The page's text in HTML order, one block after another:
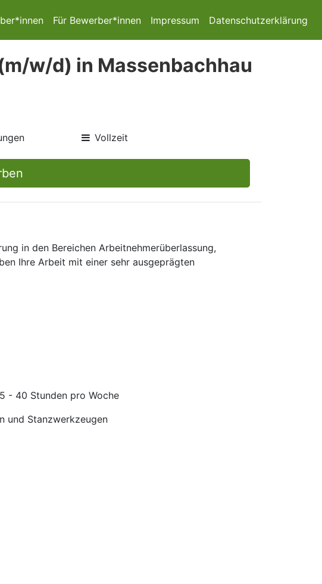
Für Bewerber*innen Impressum Datenschutzerklärung
w/d) in Massenbachhau
Vollzeit
in den Bereichen Arbeitnehmerüberlassung,
Ihre Arbeit mit einer sehr ausgeprägten
- 40 Stunden pro Woche
und Stanzwerkzeugen